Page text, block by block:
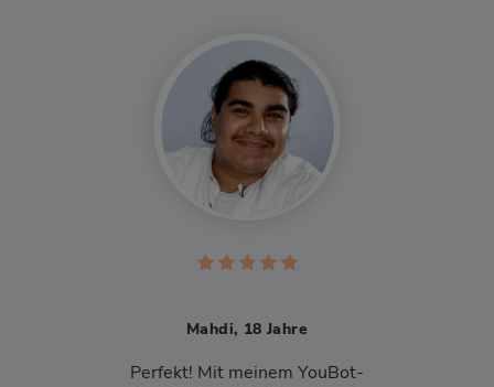
Mahdi, 18 Jahre
Perfekt! Mit meinem YouBot-